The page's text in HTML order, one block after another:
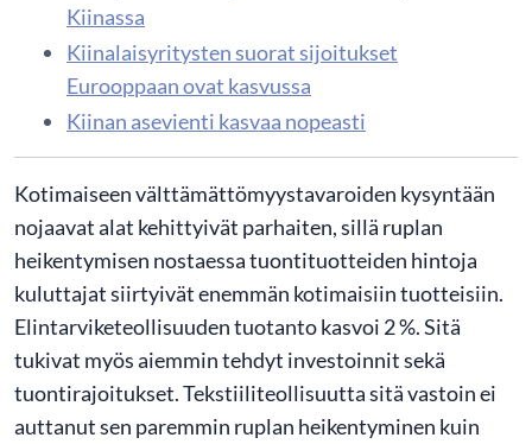
Kiinassa
Kiinalaisyritysten suorat sijoitukset
Eurooppaan ovat kasvussa
Kiinan asevienti kasvaa nopeasti
Kotimaiseen välttämättömyystavaroiden kysyntään
nojaavat alat kehittyivät parhaiten, sillä ruplan
heikentymisen nostaessa tuontituotteiden hintoja
kuluttajat siirtyivät enemmän kotimaisiin tuotteisiin.
Elintarviketeollisuuden tuotanto kasvoi 2 %. Sitä
tukivat myös aiemmin tehdyt investoinnit sekä
tuontirajoitukset. Tekstiiliteollisuutta sitä vastoin ei
auttanut sen paremmin ruplan heikentyminen kuin